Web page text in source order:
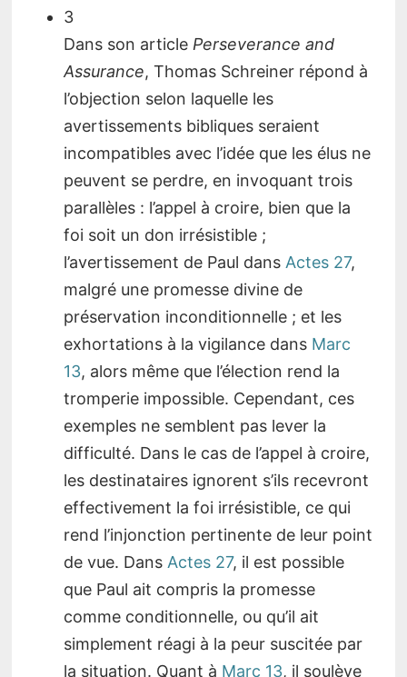
3
Dans son article Perseverance and
Assurance, Thomas Schreiner répond à
l’objection selon laquelle les
avertissements bibliques seraient
incompatibles avec l’idée que les élus ne
peuvent se perdre, en invoquant trois
parallèles : l’appel à croire, bien que la
foi soit un don irrésistible ;
l’avertissement de Paul dans Actes 27,
malgré une promesse divine de
préservation inconditionnelle ; et les
exhortations à la vigilance dans Marc
13, alors même que l’élection rend la
tromperie impossible. Cependant, ces
exemples ne semblent pas lever la
difficulté. Dans le cas de l’appel à croire,
les destinataires ignorent s’ils recevront
effectivement la foi irrésistible, ce qui
rend l’injonction pertinente de leur point
de vue. Dans Actes 27, il est possible
que Paul ait compris la promesse
comme conditionnelle, ou qu’il ait
simplement réagi à la peur suscitée par
la situation. Quant à Marc 13, il soulève